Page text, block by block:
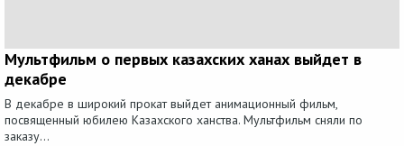
Мультфильм о первых казахских ханах выйдет в
декабре
В декабре в широкий прокат выйдет анимационный фильм,
посвященный юбилею Казахского ханства. Мультфильм сняли по
заказу...